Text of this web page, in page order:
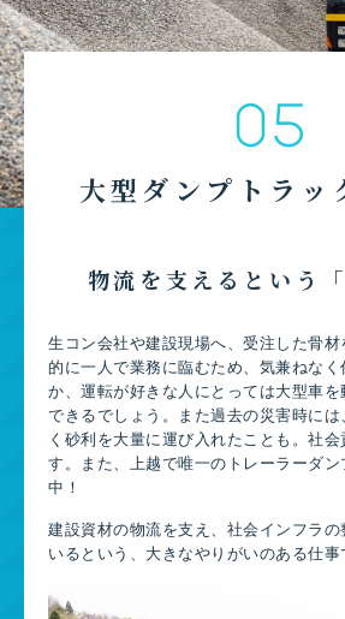
05
大型ダンプトラッ
物流を支えるという「
生コン会社や建設現場へ、受注した骨
的に一人で業務に臨むため、気兼ねな
か、運転が好きな人にとっては大型車
できるでしょう。また過去の災害時に
く砂利を大量に運び入れたことも。社
す。また、上越で唯一のトレーラーダ
中！
建設資材の物流を支え、社会インフラ
いるという、大きなやりがいのある仕事